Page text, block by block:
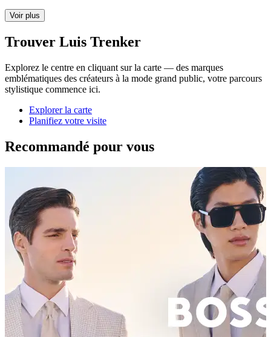
Voir plus
Trouver Luis Trenker
Explorez le centre en cliquant sur la carte — des marques
emblématiques des créateurs à la mode grand public, votre parcours
stylistique commence ici.
Explorer la carte
Planifiez votre visite
Recommandé pour vous